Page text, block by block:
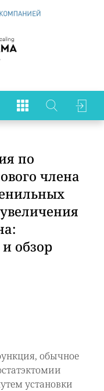
по
члена
обзор
обычное
установки